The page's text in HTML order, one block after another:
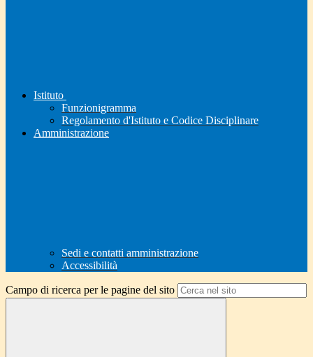
Istituto
Funzionigramma
Regolamento d'Istituto e Codice Disciplinare
Amministrazione
Sedi e contatti amministrazione
Accessibilità
Campo di ricerca per le pagine del sito